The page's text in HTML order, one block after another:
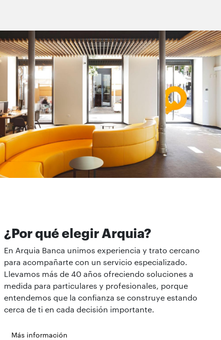
¿Por qué elegir Arquia?
En Arquia Banca unimos experiencia y trato cercano
para acompañarte con un servicio especializado.
Llevamos más de 40 años ofreciendo soluciones a
medida para particulares y profesionales, porque
entendemos que la confianza se construye estando
cerca de ti en cada decisión importante.
Más información